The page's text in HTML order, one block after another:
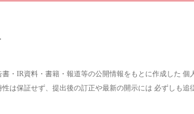
・IR資料・書籍・報道等の公開情報をもとに作成した
は保証せず、提出後の訂正や最新の開示には 必ずしも追